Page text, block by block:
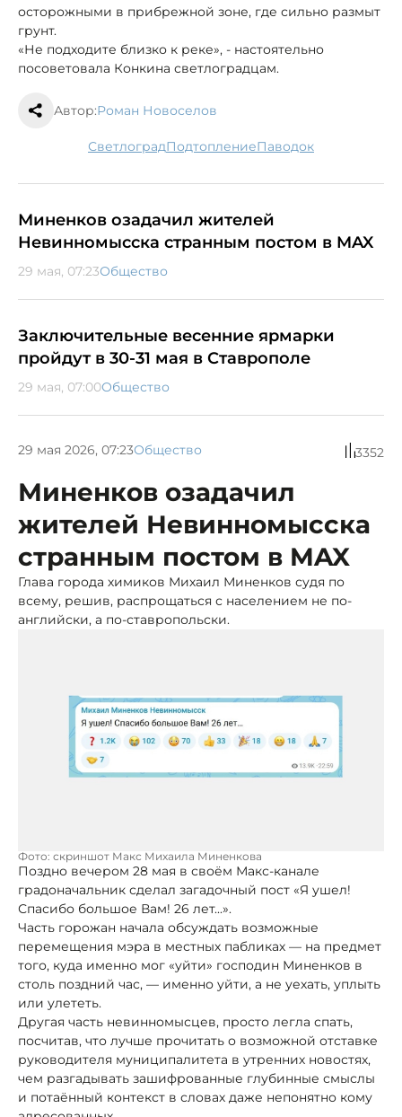
осторожными в прибрежной зоне, где сильно размыт
грунт.
«Не подходите близко к реке», - настоятельно
посоветовала Конкина светлоградцам.
Автор:Роман Новоселов
Светлоград подтопление паводок
Миненков озадачил жителей
Невинномысска странным постом в MAX
29 мая, 07:23Общество
Заключительные весенние ярмарки
пройдут в 30-31 мая в Ставрополе
29 мая, 07:00Общество
29 мая 2026, 07:23Общество 3352
Миненков озадачил
жителей Невинномысска
странным постом в MAX
Глава города химиков Михаил Миненков судя по
всему, решив, распрощаться с населением не по-
английски, а по-ставропольски.
Фото: скриншот Макс Михаила Миненкова
Поздно вечером 28 мая в своём Макс-канале
градоначальник сделал загадочный пост «Я ушел!
Спасибо большое Вам! 26 лет...».
Часть горожан начала обсуждать возможные
перемещения мэра в местных пабликах — на предмет
того, куда именно мог «уйти» господин Миненков в
столь поздний час, — именно уйти, а не уехать, уплыть
или улететь.
Другая часть невинномысцев, просто легла спать,
посчитав, что лучше прочитать о возможной отставке
руководителя муниципалитета в утренних новостях,
чем разгадывать зашифрованные глубинные смыслы
и потаённый контекст в словах даже непонятно кому